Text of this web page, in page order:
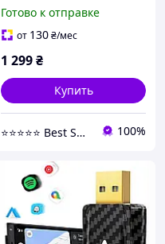
универсальный ios 10
android 11 черный
Готово к отправке
от 130₴/мес
1 299₴
Купить
⭐⭐⭐⭐⭐ Best Shop 100%